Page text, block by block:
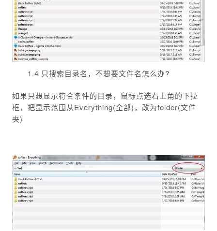
1.4 只搜索目录名，不想要文件名怎么办?
如果只想显示符合条件的目录，鼠标点选右上角的下拉
框，把显示范围从Everything(全部)，改为folder(文件
夹)